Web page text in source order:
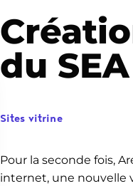
du
Sites vitrine
Pour la seconde fois,
internet, une nouvelle